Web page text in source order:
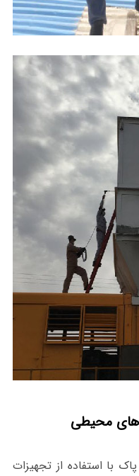
با استفاده از تجهیزات